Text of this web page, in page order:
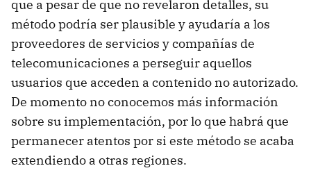
que a pesar de que no revelaron detalles, su
método podría ser plausible y ayudaría a los
proveedores de servicios y compañías de
telecomunicaciones a perseguir aquellos
usuarios que acceden a contenido no autorizado.
De momento no conocemos más información
sobre su implementación, por lo que habrá que
permanecer atentos por si este método se acaba
extendiendo a otras regiones.